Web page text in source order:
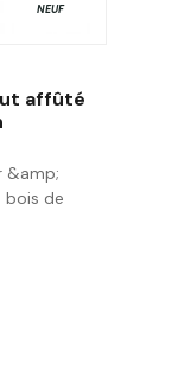
NEUF
affûté
&amp;
bois de